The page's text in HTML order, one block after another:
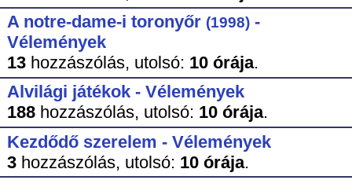
A notre-dame-i toronyőr (1998)-
Vélemények
13hozzászólás, utolsó: 10 órája.
Alvilági játékok - Vélemények
188hozzászólás, utolsó: 10 órája.
Kezdődő szerelem - Vélemények
3hozzászólás, utolsó: 10 órája.